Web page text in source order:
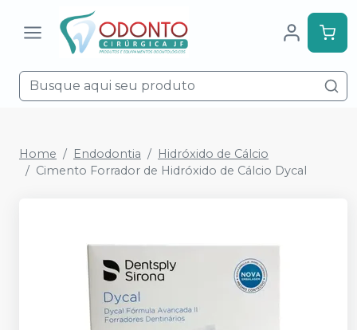
Home Endodontia
Hidróxido de Cálcio
Cimento Forrador de Hidróxido de Cálcio Dycal